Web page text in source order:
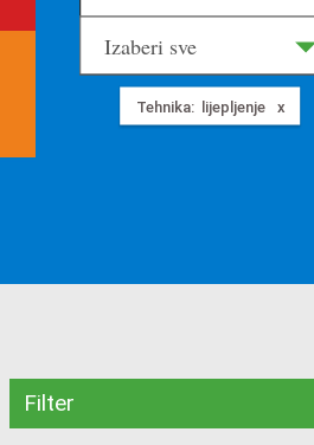
Izaberi sve
Tehnika: lijepljenje
Filter